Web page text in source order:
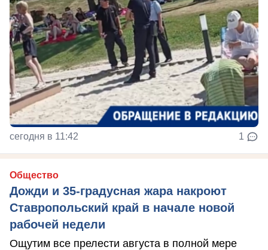
сегодня в 11:42 1
Общество
Дожди и 35-градусная жара накроют
Ставропольский край в начале новой
рабочей недели
Ощутим все прелести августа в полной мере